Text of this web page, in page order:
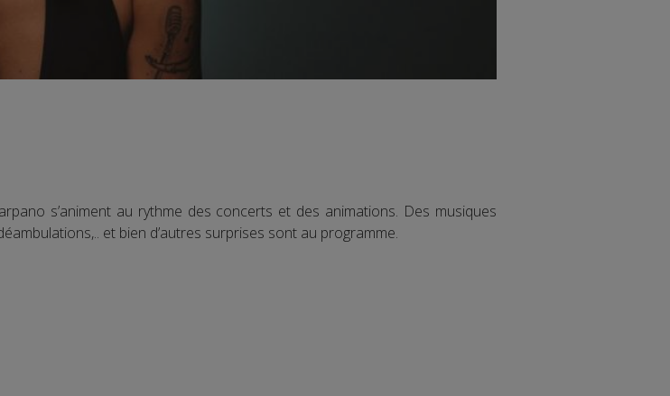
s’animent au rythme des concerts et des animations. Des musiques
et bien d’autres surprises sont au programme.